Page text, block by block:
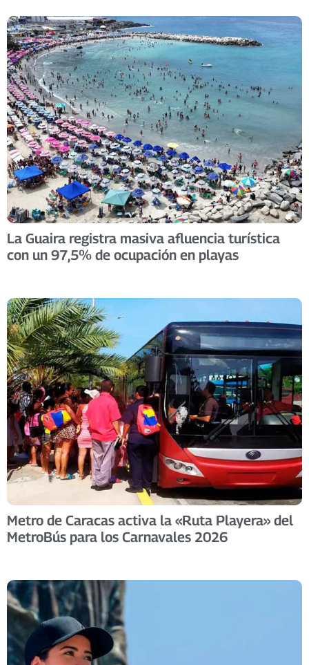
La Guaira registra masiva afluencia turística
con un 97,5% de ocupación en playas
Metro de Caracas activa la «Ruta Playera» del
MetroBús para los Carnavales 2026